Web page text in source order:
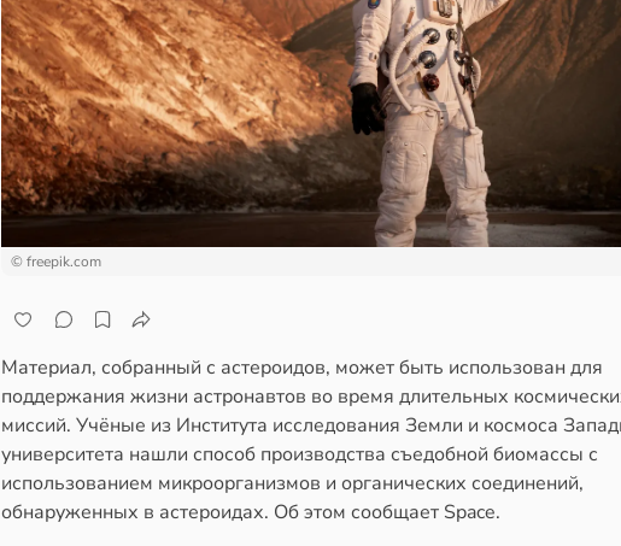
© freepik.com
Материал, собранный с астероидов, может быть использован для
поддержания жизни астронавтов во время длительных
миссий. Учёные из Института исследования Земли и космоса
университета нашли способ производства съедобной биомассы с
использованием микроорганизмов и органических соединений,
обнаруженных в астероидах. Об этом сообщает Space.